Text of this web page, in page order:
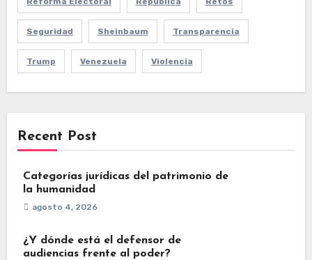
Seguridad Sheinbaum Transparencia
Trump Venezuela Violencia
Recent Post
Categorías jurídicas del patrimonio de
la humanidad
agosto 4, 2026
¿Y dónde está el defensor de
audiencias frente al poder?